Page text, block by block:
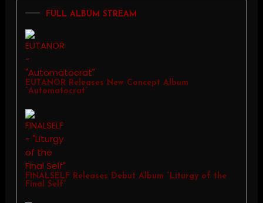
FULL ALBUM STREAM
EUTANOR Releases New Concept Album
“Automatocrat”
FINALSELF Releases Debut Album “Liturgy of the
Final Self”